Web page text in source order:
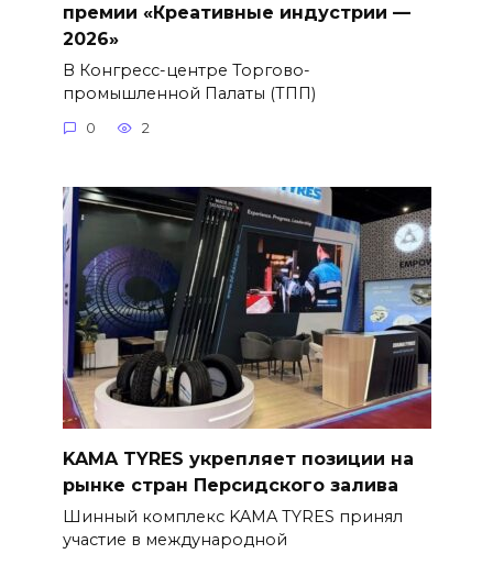
премии «Креативные индустрии —
2026»
В Конгресс-центре Торгово-
промышленной Палаты (ТПП)
0 2
KAMA TYRES укрепляет позиции на
рынке стран Персидского залива
Шинный комплекс KAMA TYRES принял
участие в международной